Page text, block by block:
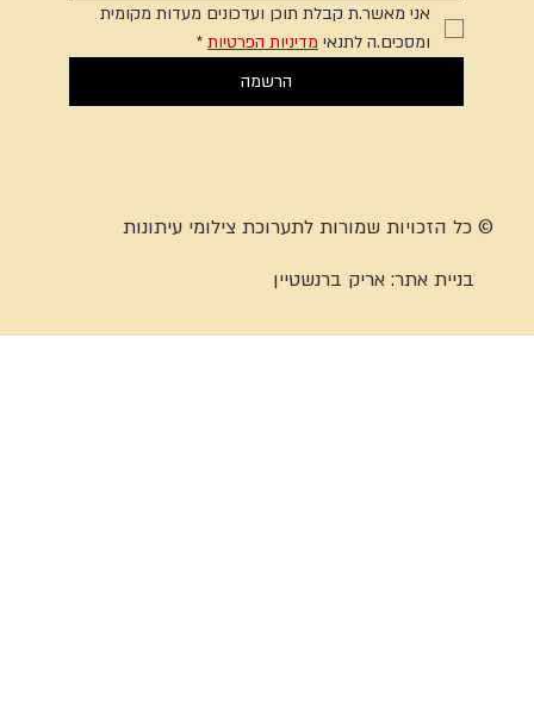
אני מאשר.ת קבלת תוכן ועדכונים מעדות מקומית
ומסכים.ה לתנאי מדיניות הפרטיות *
הרשמה
© כל הזכויות שמורות לתערוכת צילומי עיתונות
בניית אתר:אריק ברנשטיין